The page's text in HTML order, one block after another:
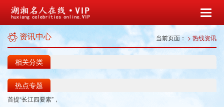
资讯中心 当前页面： > 热线资讯
相关分类
热点专题
首提“长江四要素”，